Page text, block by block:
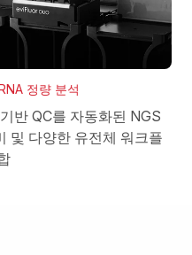
정량 분석
반 QC를 자동화된 NGS
및 다양한 유전체 워크플